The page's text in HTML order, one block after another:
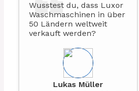
Wusstest du, dass Luxor
Waschmaschinen in über
50 Ländern weltweit
verkauft werden?
Lukas Müller